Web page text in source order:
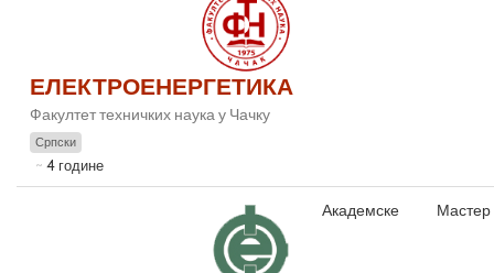
ЕЛЕКТРОЕНЕРГЕТИКА
Факултет техничких наука у Чачку
Српски
4 године
Академске Мастер